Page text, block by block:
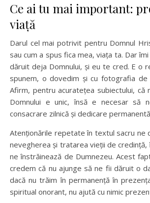
Ce ai tu mai important:
viață
Darul cel mai potrivit pentru Domnul
sau cum a spus fica mea, viața ta. Dar
dăruit deja Domnului, și eu te cred. E o
spunem, o dovedim și cu fotografia de
Afirm, pentru acuratețea subiectului, că
Domnului e unic, însă e necesar să
consacrare zilnică și dedicare
Atenționările repetate în textul sacru ne
nevegherea și tratarea vieții de credință,
ne înstrăinează de Dumnezeu. Acest
credem că nu ajunge să ne fii dăruit o
dacă nu trăim în permanență în
spiritual onorant, nu ajută cu nimic